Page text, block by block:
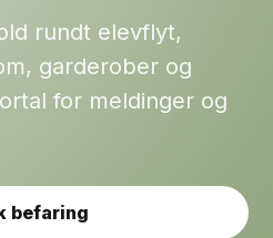
rundt elevflyt,
garderober og
for meldinger og
befaring